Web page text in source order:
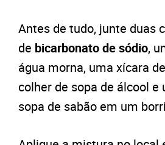
Antes de tudo, junte duas
de bicarbonato de sódio,
água morna, uma xícara
colher de sopa de álcool e
sopa de sabão em um